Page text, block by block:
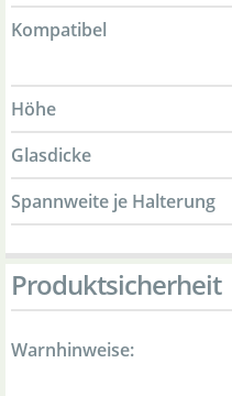
Kompatibel
Höhe
Glasdicke
Spannweite je Halterung
Produktsicherheit
Warnhinweise: